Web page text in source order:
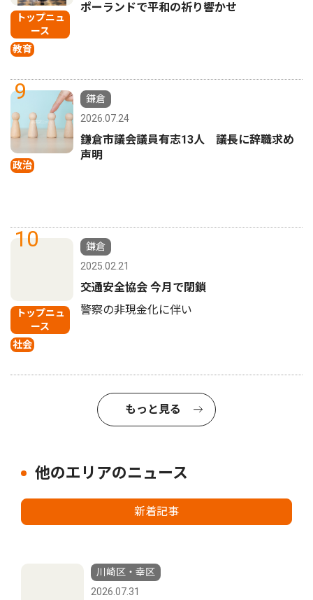
トップニュ
ース
教育
ポーランドで平和の祈り響かせ
9
政治
鎌倉
2026.07.24
鎌倉市議会議員有志13人 議長に辞職求め
声明
10
トップニュ
ース
社会
鎌倉
2025.02.21
交通安全協会 今月で閉鎖
警察の非現金化に伴い
もっと見る
他のエリアのニュース
新着記事
川崎区・幸区
2026.07.31